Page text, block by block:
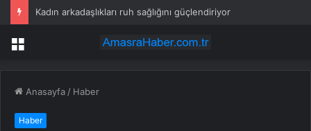
Kadın arkadaşlıkları ruh sağlığını güçlendiriyor
Menü
Anasayfa / Haber
Haber